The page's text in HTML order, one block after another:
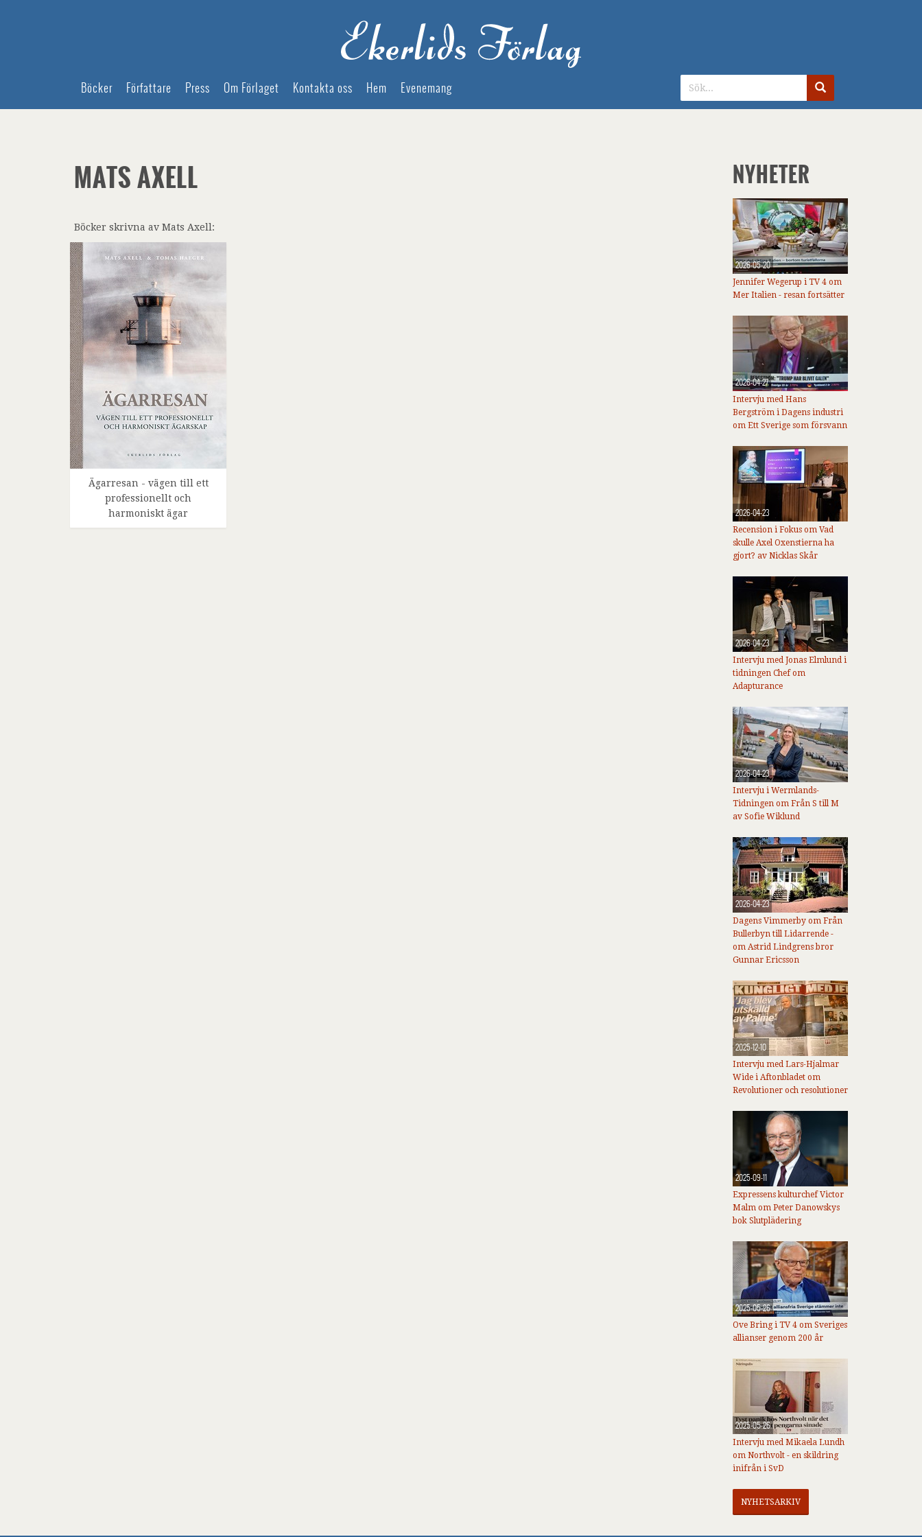
Böcker Författare Press Om Förlaget Kontakta oss Hem Evenemang
MATS AXELL
Böcker skrivna av Mats Axell:
Ägarresan - vägen till ett
professionellt och
harmoniskt ägar
NYHETER
2026-05-20
Jennifer Wegerup i TV 4 om
Mer Italien - resan fortsätter
2026-04-27
Intervju med Hans
Bergström i Dagens industri
om Ett Sverige som försvann
2026-04-23
Recension i Fokus om Vad
skulle Axel Oxenstierna ha
gjort? av Nicklas Skår
2026-04-23
Intervju med Jonas Elmlund i
tidningen Chef om
Adapturance
2026-04-23
Intervju i Wermlands-
Tidningen om Från S till M
av Sofie Wiklund
2026-04-23
Dagens Vimmerby om Från
Bullerbyn till Lidarrende -
om Astrid Lindgrens bror
Gunnar Ericsson
2025-12-10
Intervju med Lars-Hjalmar
Wide i Aftonbladet om
Revolutioner och resolutioner
2025-09-11
Expressens kulturchef Victor
Malm om Peter Danowskys
bok Slutplädering
2025-05-26
Ove Bring i TV 4 om Sveriges
allianser genom 200 år
2025-05-26
Intervju med Mikaela Lundh
om Northvolt - en skildring
inifrån i SvD
NYHETSARKIV